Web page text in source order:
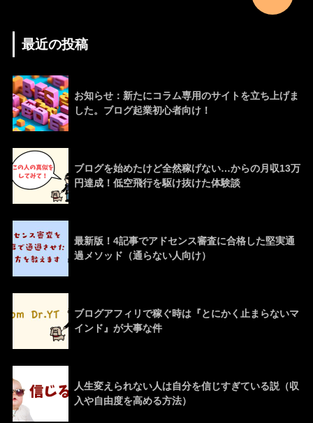
最近の投稿
お知らせ：新たにコラム専用のサイトを立ち上げま
した。ブログ起業初心者向け！
ブログを始めたけど全然稼げない…からの月収13万
円達成！低空飛行を駆け抜けた体験談
最新版！4記事でアドセンス審査に合格した堅実通
過メソッド（通らない人向け）
ブログアフィリで稼ぐ時は『とにかく止まらないマ
インド』が大事な件
人生変えられない人は自分を信じすぎている説（収
入や自由度を高める方法）